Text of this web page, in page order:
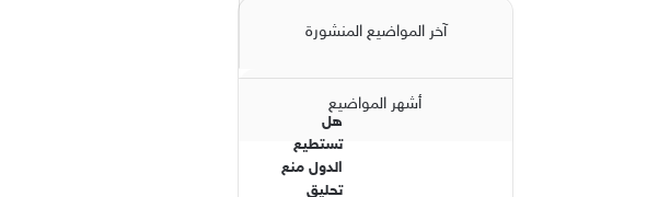
آخر المواضيع المنشورة
أشهر المواضيع
هل
تستطيع
الدول منع
تحليق